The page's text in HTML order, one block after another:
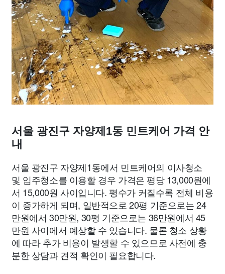
서울 광진구 자양제1동 민트케어 가격 안
내
서울 광진구 자양제1동에서 민트케어의 이사청소
및 입주청소를 이용할 경우 가격은 평당 13,000원에
서 15,000원 사이입니다. 평수가 커질수록 전체 비용
이 증가하게 되며, 일반적으로 20평 기준으로는 24
만원에서 30만원, 30평 기준으로는 36만원에서 45
만원 사이에서 예상할 수 있습니다. 물론 청소 상황
에 따라 추가 비용이 발생할 수 있으므로 사전에 충
분한 상담과 견적 확인이 필요합니다.